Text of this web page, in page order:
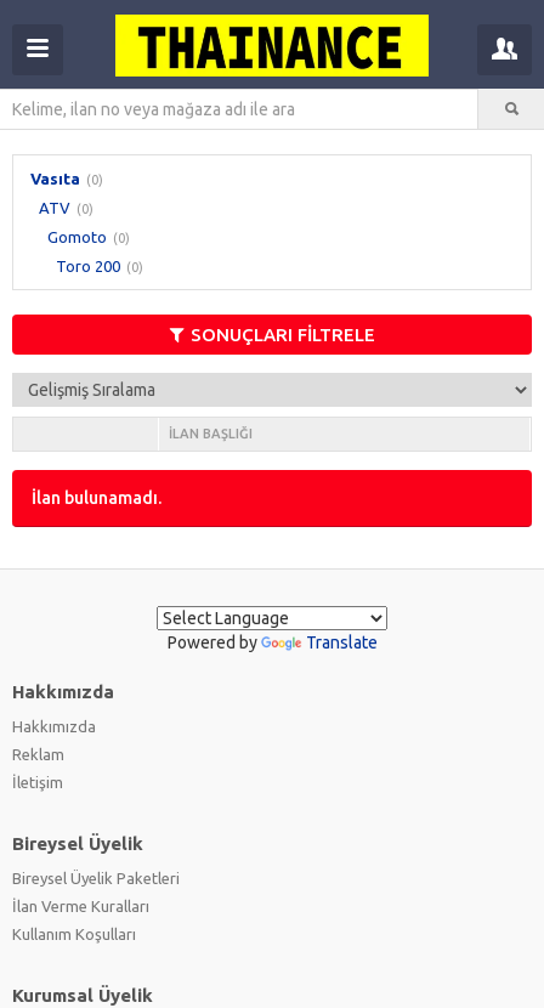
Vasıta (0)
ATV (0)
Gomoto (0)
Toro 200 (0)
SONUÇLARI FİLTRELE
İLAN BAŞLIĞI
İlan bulunamadı.
Powered by Translate
Hakkımızda
Hakkımızda
Reklam
İletişim
Bireysel Üyelik
Bireysel Üyelik Paketleri
İlan Verme Kuralları
Kullanım Koşulları
Kurumsal Üyelik